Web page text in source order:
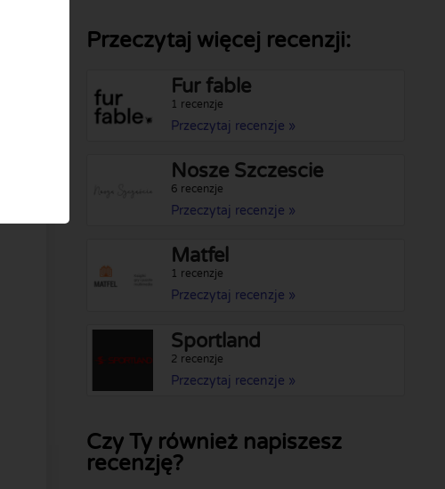
Przeczytaj więcej recenzji:
Fur fable
1 recenzje
Przeczytaj recenzje »
Nosze Szczescie
6 recenzje
Przeczytaj recenzje »
Matfel
1 recenzje
Przeczytaj recenzje »
Sportland
2 recenzje
Przeczytaj recenzje »
Czy Ty również napiszesz
recenzję?